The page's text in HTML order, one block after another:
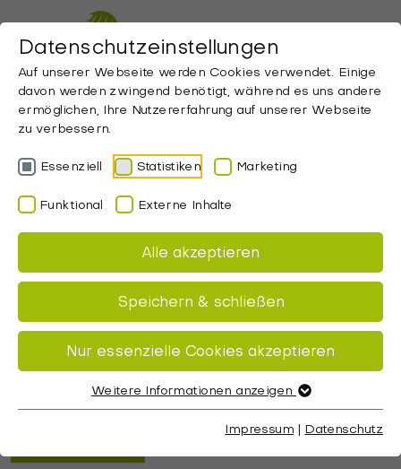
ZUM HAUPTINHALT SPRINGEN
Startseite Kunden-Login
Kunden-Login
Bitte geben Sie Ihren Benutzernamen und
Ihr Passwort ein, um sich anzumelden.
Passwort:
Datenschutzeinstellungen
Auf unserer Webseite werden Cookies verwendet. Einige
davon werden zwingend benötigt, während es uns andere
ermöglichen, Ihre Nutzererfahrung auf unserer Webseite
zu verbessern.
Essenziell Statistiken Marketing
Funktional Externe Inhalte
Alle akzeptieren
Speichern & schließen
Nur essenzielle Cookies akzeptieren
Weitere Informationen anzeigen
Impressum | Datenschutz